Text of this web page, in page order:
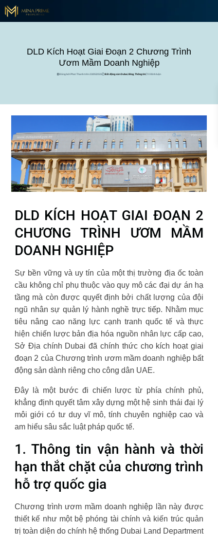
DLD Kích Hoạt Giai Đoạn 2 Chương Trình
Ươm Mầm Doanh Nghiệp
Đăng bởi Phat Thanh trên 23/05/2026 Bất động sản Dubai,Blog,Thông tin 0 Bình luận
DLD KÍCH HOẠT GIAI ĐOẠN 2
CHƯƠNG TRÌNH ƯƠM MẦM
DOANH NGHIỆP
Sự bền vững và uy tín của một thị trường địa ốc toàn
cầu không chỉ phụ thuộc vào quy mô các đại dự án hạ
tầng mà còn được quyết định bởi chất lượng của đội
ngũ nhân sự quản lý hành nghề trực tiếp. Nhằm mục
tiêu nâng cao năng lực cạnh tranh quốc tế và thực
hiện chiến lược bản địa hóa nguồn nhân lực cấp cao,
Sở Địa chính Dubai đã chính thức cho kích hoạt giai
đoạn 2 của Chương trình ươm mầm doanh nghiệp bất
động sản dành riêng cho công dân UAE.
Đây là một bước đi chiến lược từ phía chính phủ,
khẳng định quyết tâm xây dựng một hệ sinh thái đại lý
môi giới có tư duy vĩ mô, tính chuyên nghiệp cao và
am hiểu sâu sắc luật pháp quốc tế.
1. Thông tin vận hành và thời
hạn thắt chặt của chương trình
hỗ trợ quốc gia
Chương trình ươm mầm doanh nghiệp lần này được
thiết kế như một bệ phóng tài chính và kiến trúc quản
trị toàn diện do chính hệ thống Dubai Land Department